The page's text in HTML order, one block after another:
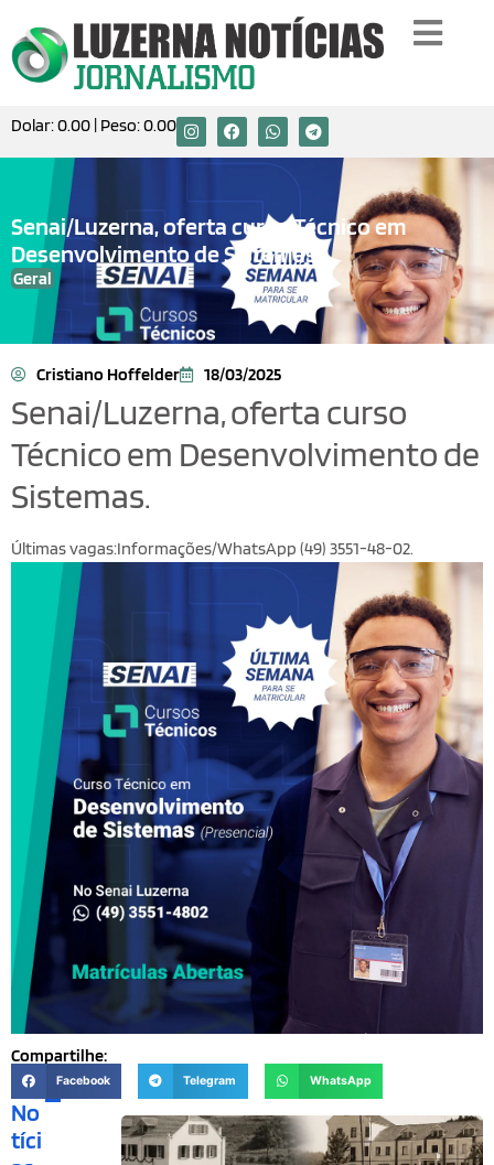
Dolar:0.00 | Peso:0.00
Senai/Luzerna, oferta curso Técnico em
Desenvolvimento de Sistemas.
Geral
Cristiano Hoffelder 18/03/2025
Senai/Luzerna, oferta curso
Técnico em Desenvolvimento de
Sistemas.
Últimas vagas:Informações/WhatsApp (49) 3551-48-02.
Compartilhe:
Facebook Telegram WhatsApp
No
tíci